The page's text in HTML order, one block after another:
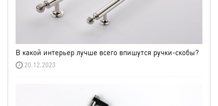
В какой интерьер лучше всего впишутся ручки-скобы?
20.12.2023